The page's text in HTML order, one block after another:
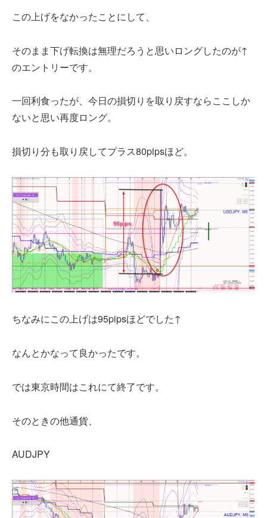
この上げをなかったことにして、
そのまま下げ転換は無理だろうと思いロングしたのが↑
のエントリーです。
一回利食ったが、今日の損切りを取り戻すならここしか
ないと思い再度ロング。
損切り分も取り戻してプラス80pipsほど。
ちなみにこの上げは95pipsほどでした↑
なんとかなって良かったです。
では東京時間はこれにて終了です。
そのときの他通貨、
AUDJPY